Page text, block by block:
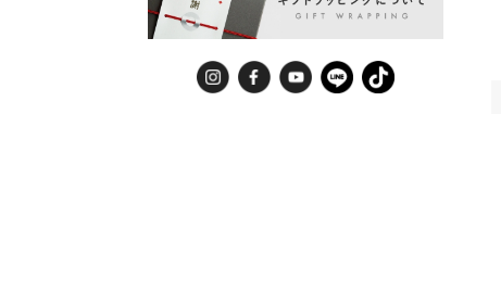
InstagramFacebookYouTube
LINE